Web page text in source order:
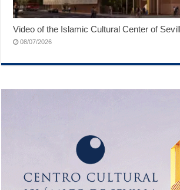
Video of the Islamic Cultural Center of
08/07/2026